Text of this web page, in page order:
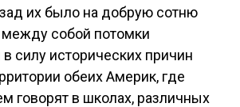
их было на добрую сотню
собой потомки
силу исторических причин
обеих Америк, где
говорят в школах, различных